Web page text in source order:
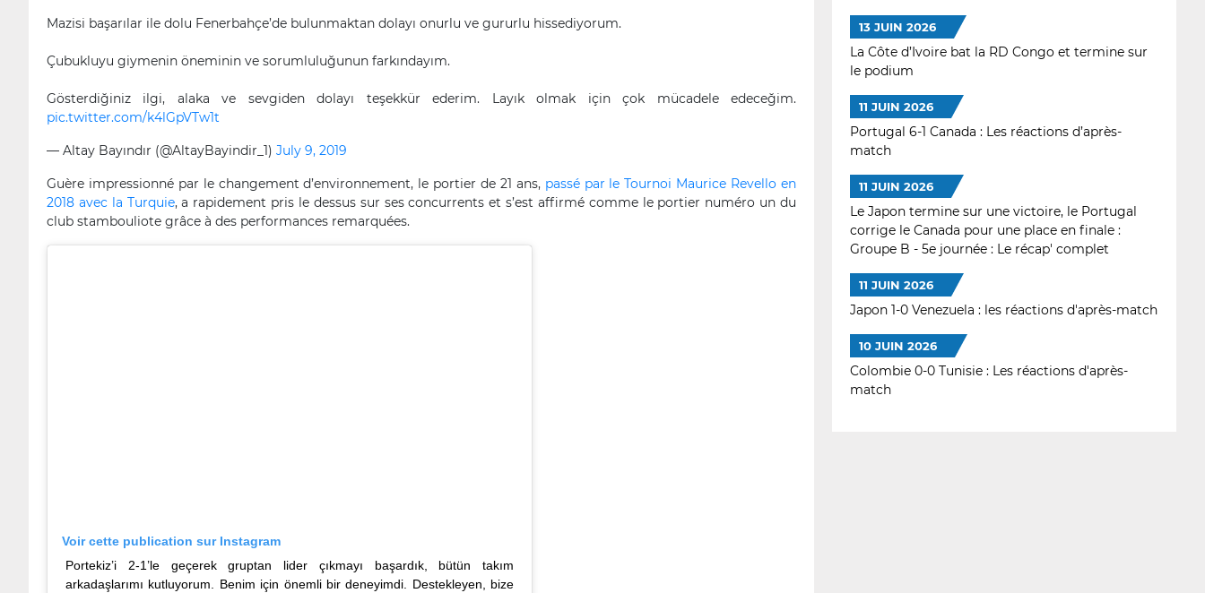
Mazisi başarılar ile dolu Fenerbahçe’de bulunmaktan dolayı onurlu ve gururlu hissediyorum.
Çubukluyu giymenin öneminin ve sorumluluğunun farkındayım.
Gösterdiğiniz ilgi, alaka ve sevgiden dolayı teşekkür ederim. Layık olmak için çok mücadele edeceğim.
pic.twitter.com/k4lGpVTw1t
— Altay Bayındır (@AltayBayindir_1) July 9, 2019
Guère impressionné par le changement d’environnement, le portier de 21 ans, passé par le Tournoi Maurice Revello en
2018 avec la Turquie, a rapidement pris le dessus sur ses concurrents et s’est affirmé comme le portier numéro un du
club stambouliote grâce à des performances remarquées.
Voir cette publication sur Instagram
Portekiz’i 2-1’le geçerek gruptan lider çıkmayı başardık, bütün takım
arkadaşlarımı kutluyorum. Benim için önemli bir deneyimdi. Destekleyen, bize
13 JUIN 2026
La Côte d’Ivoire bat la RD Congo et termine sur
le podium
11 JUIN 2026
Portugal 6-1 Canada : Les réactions d’après-
match
11 JUIN 2026
Le Japon termine sur une victoire, le Portugal
corrige le Canada pour une place en finale :
Groupe B - 5e journée : Le récap' complet
11 JUIN 2026
Japon 1-0 Venezuela : les réactions d'après-match
10 JUIN 2026
Colombie 0-0 Tunisie : Les réactions d'après-
match